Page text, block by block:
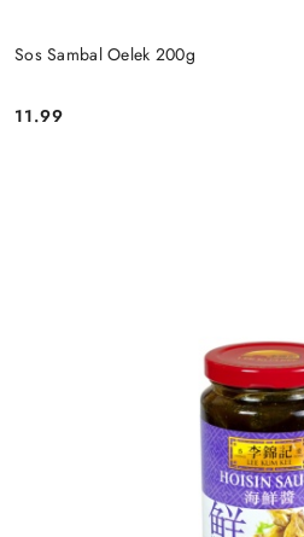
Sos Sambal Oelek 200g
Cena:
11.99